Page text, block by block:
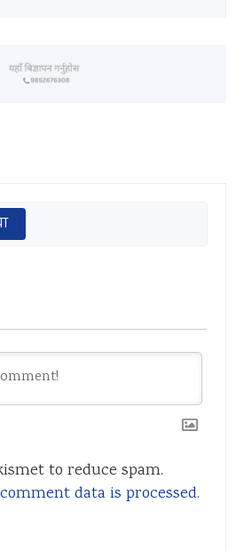
to reduce spam.
data is processed.